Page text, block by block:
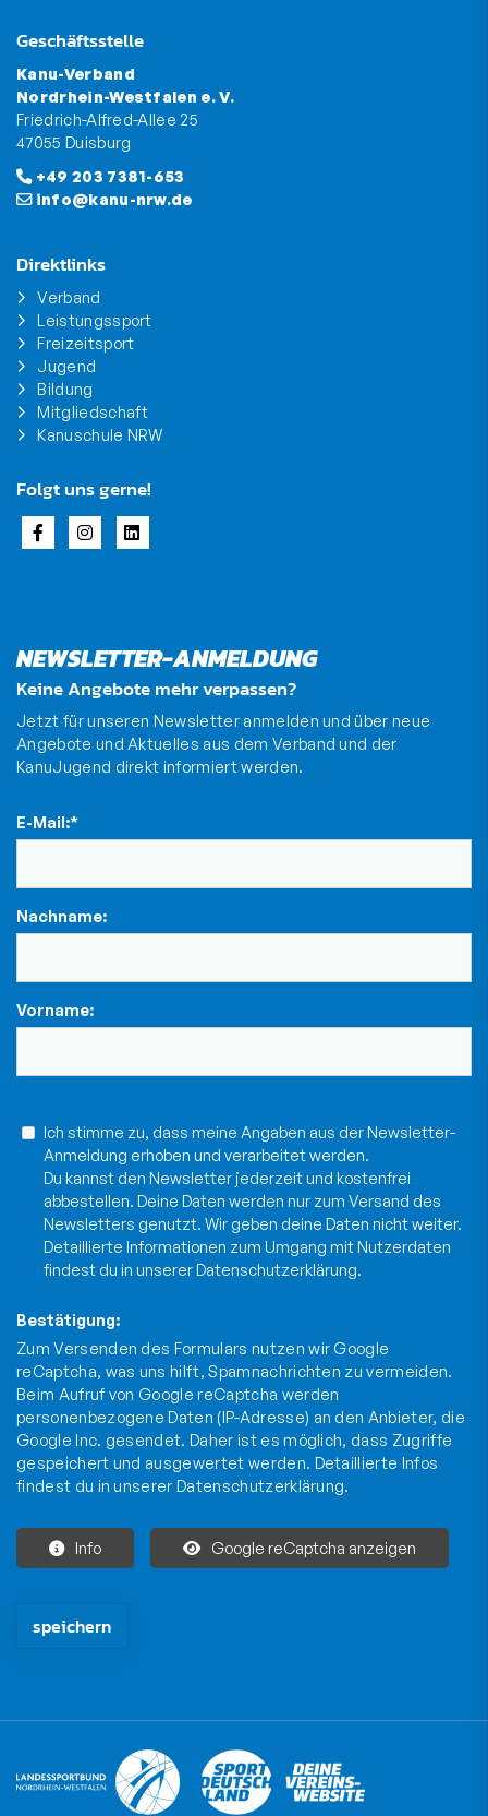
Geschäftsstelle
Kanu-Verband
Nordrhein-Westfalen e. V.
Friedrich-Alfred-Allee 25
47055 Duisburg
+49 203 7381-653
info@kanu-nrw.de
Direktlinks
Verband
Leistungssport
Freizeitsport
Jugend
Bildung
Mitgliedschaft
Kanuschule NRW
Folgt uns gerne!
NEWSLETTER-ANMELDUNG
Keine Angebote mehr verpassen?
Jetzt für unseren Newsletter anmelden und über neue
Angebote und Aktuelles aus dem Verband und der
KanuJugend direkt informiert werden.
E-Mail:*
Nachname:
Vorname:
Ich stimme zu, dass meine Angaben aus der Newsletter-
Anmeldung erhoben und verarbeitet werden.
Du kannst den Newsletter jederzeit und kostenfrei
abbestellen. Deine Daten werden nur zum Versand des
Newsletters genutzt. Wir geben deine Daten nicht weiter.
Detaillierte Informationen zum Umgang mit Nutzerdaten
findest du in unsererDatenschutzerklärung.
Bestätigung:
Zum Versenden des Formulars nutzen wir Google
reCaptcha, was uns hilft, Spamnachrichten zu vermeiden.
Beim Aufruf von Google reCaptcha werden
personenbezogene Daten (IP-Adresse) an den Anbieter, die
Google Inc. gesendet. Daher ist es möglich, dass Zugriffe
gespeichert und ausgewertet werden. Detaillierte Infos
findest du in unsererDatenschutzerklärung.
Info Google reCaptcha anzeigen